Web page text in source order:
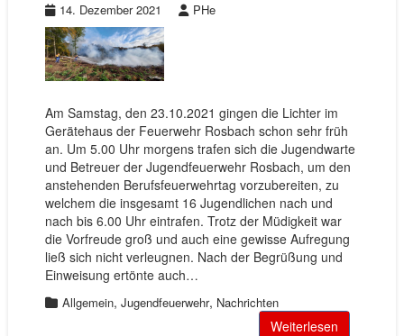
14. Dezember 2021 PHe
Am Samstag, den 23.10.2021 gingen die Lichter im
Gerätehaus der Feuerwehr Rosbach schon sehr früh
an. Um 5.00 Uhr morgens trafen sich die Jugendwarte
und Betreuer der Jugendfeuerwehr Rosbach, um den
anstehenden Berufsfeuerwehrtag vorzubereiten, zu
welchem die insgesamt 16 Jugendlichen nach und
nach bis 6.00 Uhr eintrafen. Trotz der Müdigkeit war
die Vorfreude groß und auch eine gewisse Aufregung
ließ sich nicht verleugnen. Nach der Begrüßung und
Einweisung ertönte auch…
Allgemein, Jugendfeuerwehr, Nachrichten
Weiterlesen